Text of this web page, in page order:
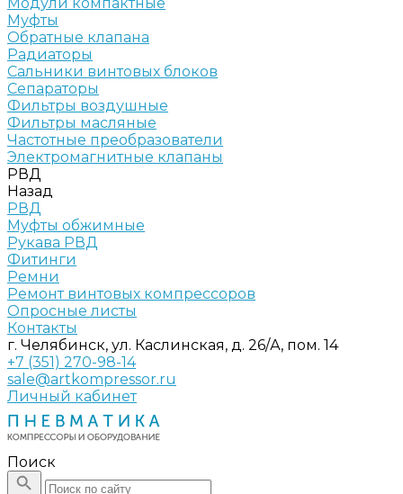
Муфты
Обратные клапана
Радиаторы
Сальники винтовых блоков
Сепараторы
Фильтры воздушные
Фильтры масляные
Частотные преобразователи
Электромагнитные клапаны
РВД
Назад
РВД
Муфты обжимные
Рукава РВД
Фитинги
Ремни
Ремонт винтовых компрессоров
Опросные листы
Контакты
г. Челябинск, ул. Каслинская, д. 26/А, пом. 14
+7 (351) 270-98-14
sale@artkompressor.ru
Личный кабинет
Поиск